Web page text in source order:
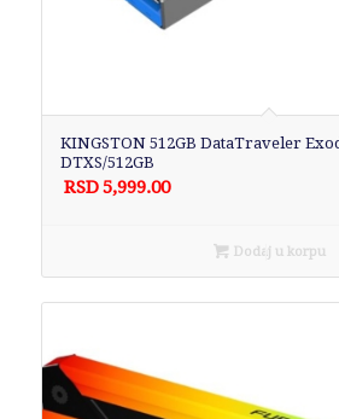
KINGSTON 512GB DataTraveler
DTXS/512GB
RSD5,999.00
Dodaj u korpu